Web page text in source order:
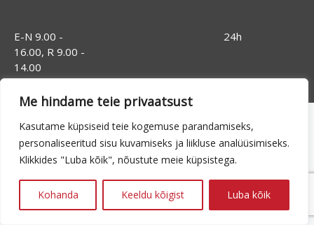
Me hindame teie privaatsust
Kasutame küpsiseid teie kogemuse parandamiseks,
personaliseeritud sisu kuvamiseks ja liikluse analüüsimiseks.
Klikkides "Luba kõik", nõustute meie küpsistega.
Kohanda Keeldu kõigist Luba kõik
E-N 9.00 -
16.00, R 9.00 -
14.00
24h